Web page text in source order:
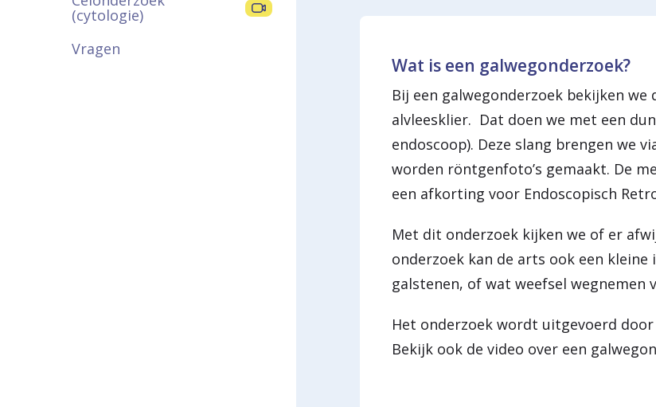
(cytologie)
Vragen
Wat is een galwegonderzoek?
Bij een galwegonderzoek bekijken we
alvleesklier. Dat doen we met een
endoscoop). Deze slang brengen we
worden röntgenfoto’s gemaakt. De
een afkorting voor Endoscopisch
Met dit onderzoek kijken we of er
onderzoek kan de arts ook een
galstenen, of wat weefsel wegnemen
Het onderzoek wordt uitgevoerd
Bekijk ook de video over een